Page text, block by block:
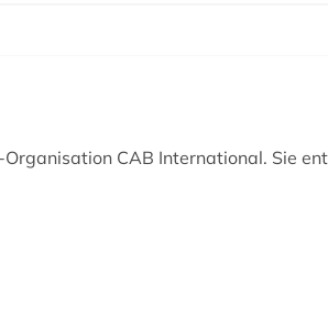
CAB International. Sie